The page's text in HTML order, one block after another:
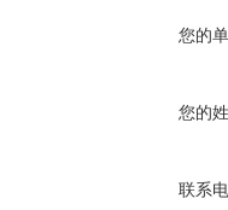
您的
您的
联系